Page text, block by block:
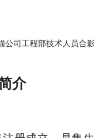
术人员合影
介